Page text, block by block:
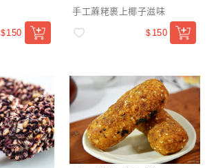
$150
手工蔴粩裹上椰子滋味
$ 150